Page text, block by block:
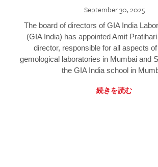
September 30, 2025
The board of directors of GIA India
(GIA India) has appointed Amit
director, responsible for all aspects of
gemological laboratories in Mumbai and
the GIA India school in
続きを読む